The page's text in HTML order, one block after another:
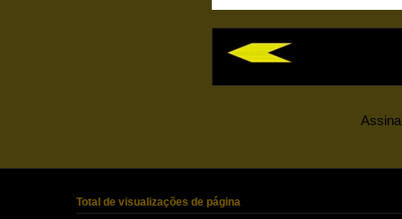
Total de visualizações de página